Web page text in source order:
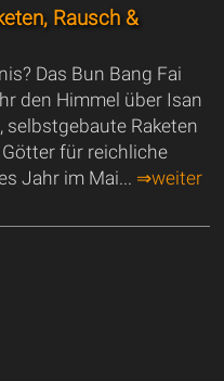
Rausch &
Das Bun Bang Fai
den Himmel über Isan
selbstgebaute Raketen
für reichliche
Jahr im Mai... ⇒weiter